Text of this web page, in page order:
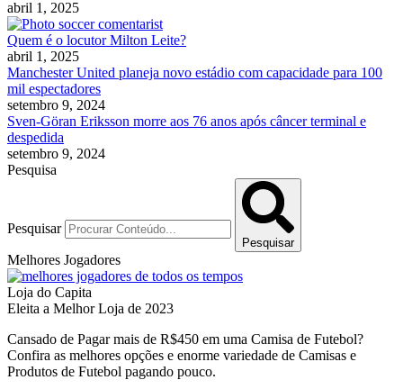
abril 1, 2025
Quem é o locutor Milton Leite?
abril 1, 2025
Manchester United planeja novo estádio com capacidade para 100
mil espectadores
setembro 9, 2024
Sven-Göran Eriksson morre aos 76 anos após câncer terminal e
despedida
setembro 9, 2024
Pesquisa
Pesquisar
Pesquisar
Melhores Jogadores
Loja do Capita
Eleita a Melhor Loja de 2023
Cansado de Pagar mais de R$450 em uma Camisa de Futebol?
Confira as melhores opções e enorme variedade de Camisas e
Produtos de Futebol pagando pouco.